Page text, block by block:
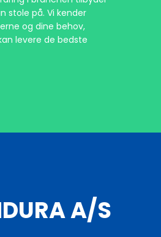
stole på. Vi kender
og dine behov,
levere de bedste
A/S